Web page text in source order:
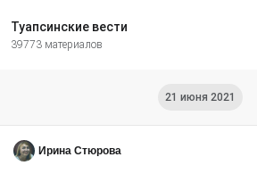
Туапсинские вести
39773 материалов
21 июня 2021
Ирина Стюрова